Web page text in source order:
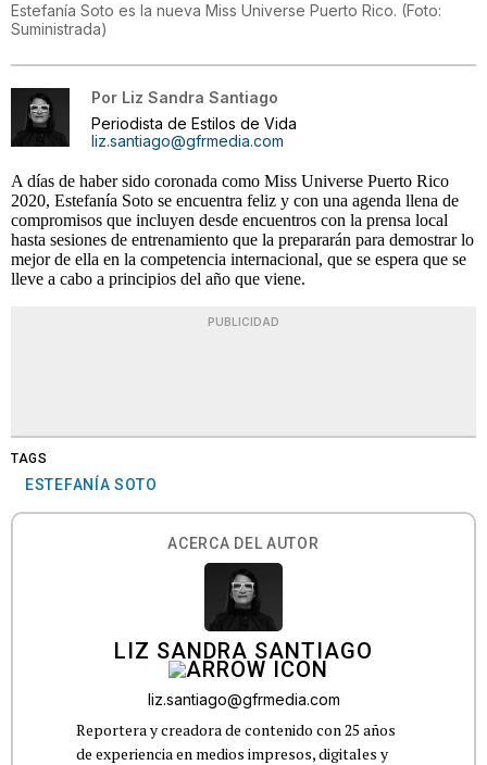
Estefanía Soto es la nueva Miss Universe Puerto Rico. (Foto:
Suministrada)
Por Liz Sandra Santiago
Periodista de Estilos de Vida
liz.santiago@gfrmedia.com
A días de haber sido coronada como Miss Universe Puerto Rico
2020, Estefanía Soto se encuentra feliz y con una agenda llena de
compromisos que incluyen desde encuentros con la prensa local
hasta sesiones de entrenamiento que la prepararán para demostrar lo
mejor de ella en la competencia internacional, que se espera que se
lleve a cabo a principios del año que viene.
PUBLICIDAD
TAGS
ESTEFANÍA SOTO
ACERCA DEL AUTOR
LIZ SANDRA SANTIAGO
liz.santiago@gfrmedia.com
Reportera y creadora de contenido con 25 años
de experiencia en medios impresos, digitales y